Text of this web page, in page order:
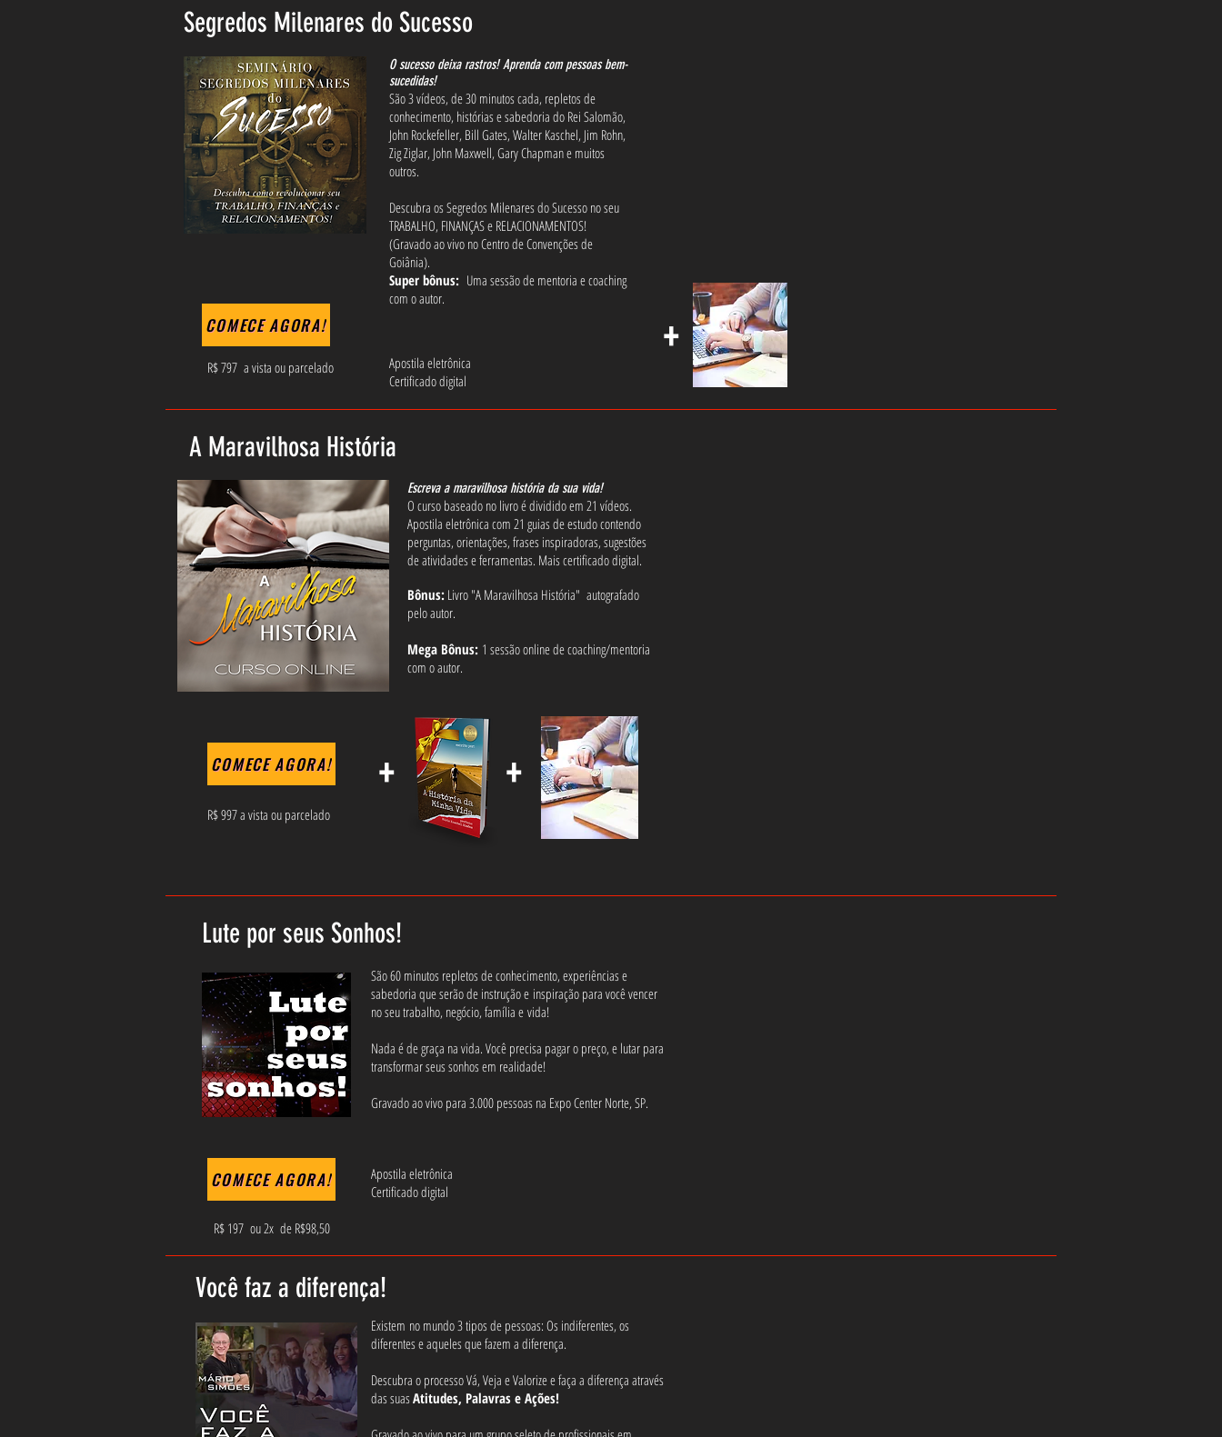
O segredo é: Desenvolva a sua equipe!
(Clique nos livros)
Segredos Milenares do Sucesso
COMECE AGORA!
R$ 797 a vista ou parcelado
O sucesso deixa rastros! Aprenda com pessoas bem-
sucedidas!
São 3 vídeos, de 30 minutos cada, repletos de
conhecimento, histórias e sabedoria do Rei Salomão,
John Rockefeller, Bill Gates, Walter Kaschel, Jim Rohn,
Zig Ziglar, John Maxwell, Gary Chapman e muitos
outros.
Descubra os Segredos Milenares do Sucesso no seu
TRABALHO, FINANÇAS e RELACIONAMENTOS!
(Gravado ao vivo no Centro de Convenções de
Goiânia).
Super bônus: Uma sessão de mentoria e coaching
com o autor.
Apostila eletrônica
Certificado digital
+
A Maravilhosa História
Escreva a maravilhosa história da sua vida!
O curso baseado no livro é dividido em 21 vídeos.
Apostila eletrônica com 21 guias de estudo contendo
perguntas, orientações, frases inspiradoras, sugestões
de atividades e ferramentas. Mais certificado digital.
Bônus: Livro "A Maravilhosa História" autografado
pelo autor.
Mega Bônus: 1 sessão online de coaching/mentoria
com o autor.
COMECE AGORA!
R$ 997 a vista ou parcelado
+ +
Lute por seus Sonhos!
COMECE AGORA!
São 60 minutos repletos de conhecimento, experiências e
sabedoria que serão de instrução e inspiração para você vencer
no seu trabalho, negócio, família e vida!
Nada é de graça na vida. Você precisa pagar o preço, e lutar para
transformar seus sonhos em realidade!
Gravado ao vivo para 3.000 pessoas na Expo Center Norte, SP.
Apostila eletrônica
Certificado digital
R$ 197 ou 2x de R$98,50
Você faz a diferença!
Existem no mundo 3 tipos de pessoas: Os indiferentes, os
diferentes e aqueles que fazem a diferença.
Descubra o processo Vá, Veja e Valorize e faça a diferença através
das suasAtitudes, Palavras e Ações!